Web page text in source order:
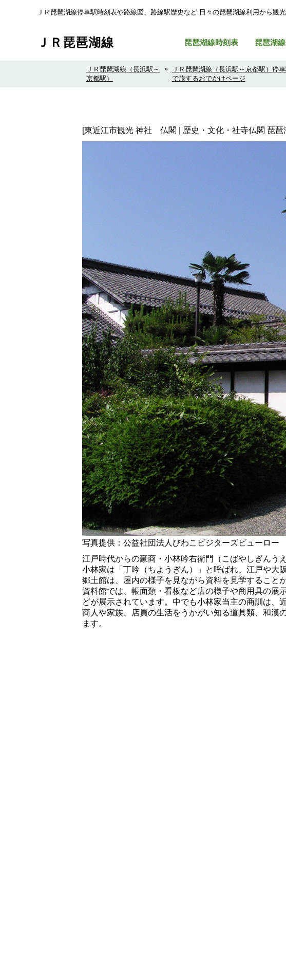
ＪＲ琵琶湖線停車駅時刻表や路線図、路線駅歴史など ⽇々の琵琶湖線利⽤から観
ＪＲ琵琶湖線 琵琶湖線時刻表 琵琶湖
ＪＲ琵琶湖線（長浜駅～
京都駅）
»
ＪＲ琵琶湖線（長浜駅～京都駅）停
で旅するおでかけページ
[東近江市観光 神社 仏閣 | 歴史・文化・社寺仏閣 琵琶
写真提供：公益社団法人びわこビジターズビューロー
江戸時代からの豪商・小林吟右衛門（こばやしぎんう
小林家は「丁吟（ちようぎん）」と呼ばれ、江戸や大
郷土館は、屋内の様子を見ながら資料を見学すること
資料館では、帳面類・看板など店の様子や商用具の展
どが展示されています。中でも小林家当主の商訓は
商人や家族、店員の生活をうかがい知る道具類、和漢
ます。